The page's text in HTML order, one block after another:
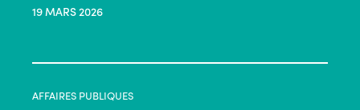
19 MARS 2026
AFFAIRES PUBLIQUES